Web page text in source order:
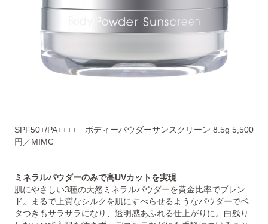
SPF50+/PA++++ ボディーパウダーサンスクリーン 8.5g 5,500
円／MIMC
ミネラルパウダーのみで高UVカットを実現
肌にやさしい3種の天然ミネラルパウダーを黄金比率でブレン
ド。まるで上質なシルクを肌にすべらせるようなパウダーでベ
タつきもサラサラになり、透明感あふれる仕上がりに。白残り